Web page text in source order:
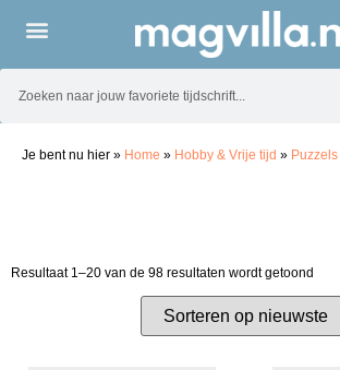
Je bent nu hier » Home » Hobby & Vrije tijd » Puzzels
Resultaat 1–20 van de 98 resultaten wordt getoond